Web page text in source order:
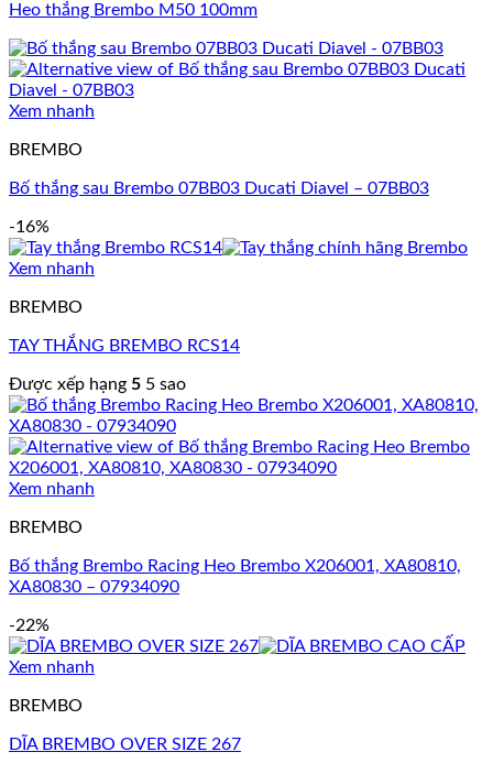
Heo thắng Brembo M50 100mm
Xem nhanh
BREMBO
Bố thắng sau Brembo 07BB03 Ducati Diavel – 07BB03
-16%
Xem nhanh
BREMBO
TAY THẮNG BREMBO RCS14
Được xếp hạng 5 5 sao
Xem nhanh
BREMBO
Bố thắng Brembo Racing Heo Brembo X206001, XA80810,
XA80830 – 07934090
-22%
Xem nhanh
BREMBO
DĨA BREMBO OVER SIZE 267